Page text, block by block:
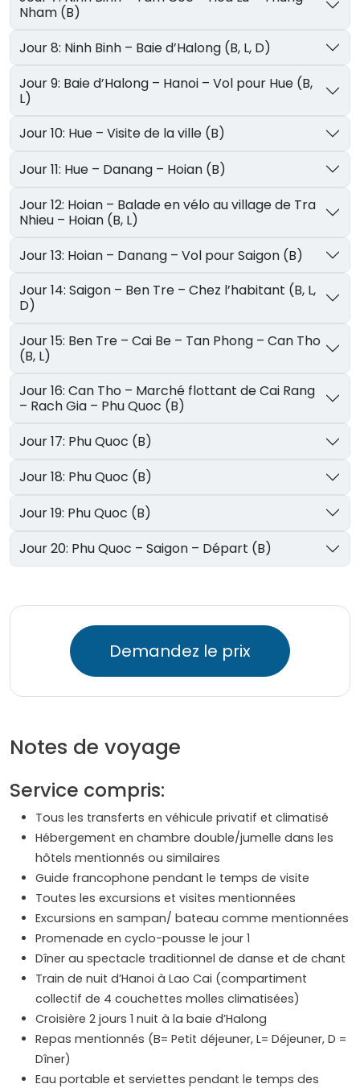
Nham (B)
Jour 8: Ninh Binh – Baie d’Halong (B, L, D)
Jour 9: Baie d’Halong – Hanoi – Vol pour Hue (B,
L)
Jour 10: Hue – Visite de la ville (B)
Jour 11: Hue – Danang – Hoian (B)
Jour 12: Hoian – Balade en vélo au village de Tra
Nhieu – Hoian (B, L)
Jour 13: Hoian – Danang – Vol pour Saigon (B)
Jour 14: Saigon – Ben Tre – Chez l’habitant (B, L,
D)
Jour 15: Ben Tre – Cai Be – Tan Phong – Can Tho
(B, L)
Jour 16: Can Tho – Marché flottant de Cai Rang
– Rach Gia – Phu Quoc (B)
Jour 17: Phu Quoc (B)
Jour 18: Phu Quoc (B)
Jour 19: Phu Quoc (B)
Jour 20: Phu Quoc – Saigon – Départ (B)
Demandez le prix
Notes de voyage
Service compris:
Tous les transferts en véhicule privatif et climatisé
Hébergement en chambre double/jumelle dans les
hôtels mentionnés ou similaires
Guide francophone pendant le temps de visite
Toutes les excursions et visites mentionnées
Excursions en sampan/ bateau comme mentionnées
Promenade en cyclo-pousse le jour 1
Dîner au spectacle traditionnel de danse et de chant
Train de nuit d’Hanoi à Lao Cai (compartiment
collectif de 4 couchettes molles climatisées)
Croisière 2 jours 1 nuit à la baie d’Halong
Repas mentionnés (B= Petit déjeuner, L= Déjeuner, D =
Dîner)
Eau portable et serviettes pendant le temps des